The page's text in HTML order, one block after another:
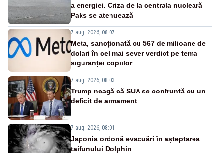
a energiei. Criza de la centrala nucleară
Paks se atenuează
7 aug. 2026, 08:07
Meta, sancționată cu 567 de milioane de
dolari în cel mai sever verdict pe tema
siguranței copiilor
7 aug. 2026, 08:03
Trump neagă că SUA se confruntă cu un
deficit de armament
7 aug. 2026, 08:01
Japonia ordonă evacuări în așteptarea
taifunului Dolphin